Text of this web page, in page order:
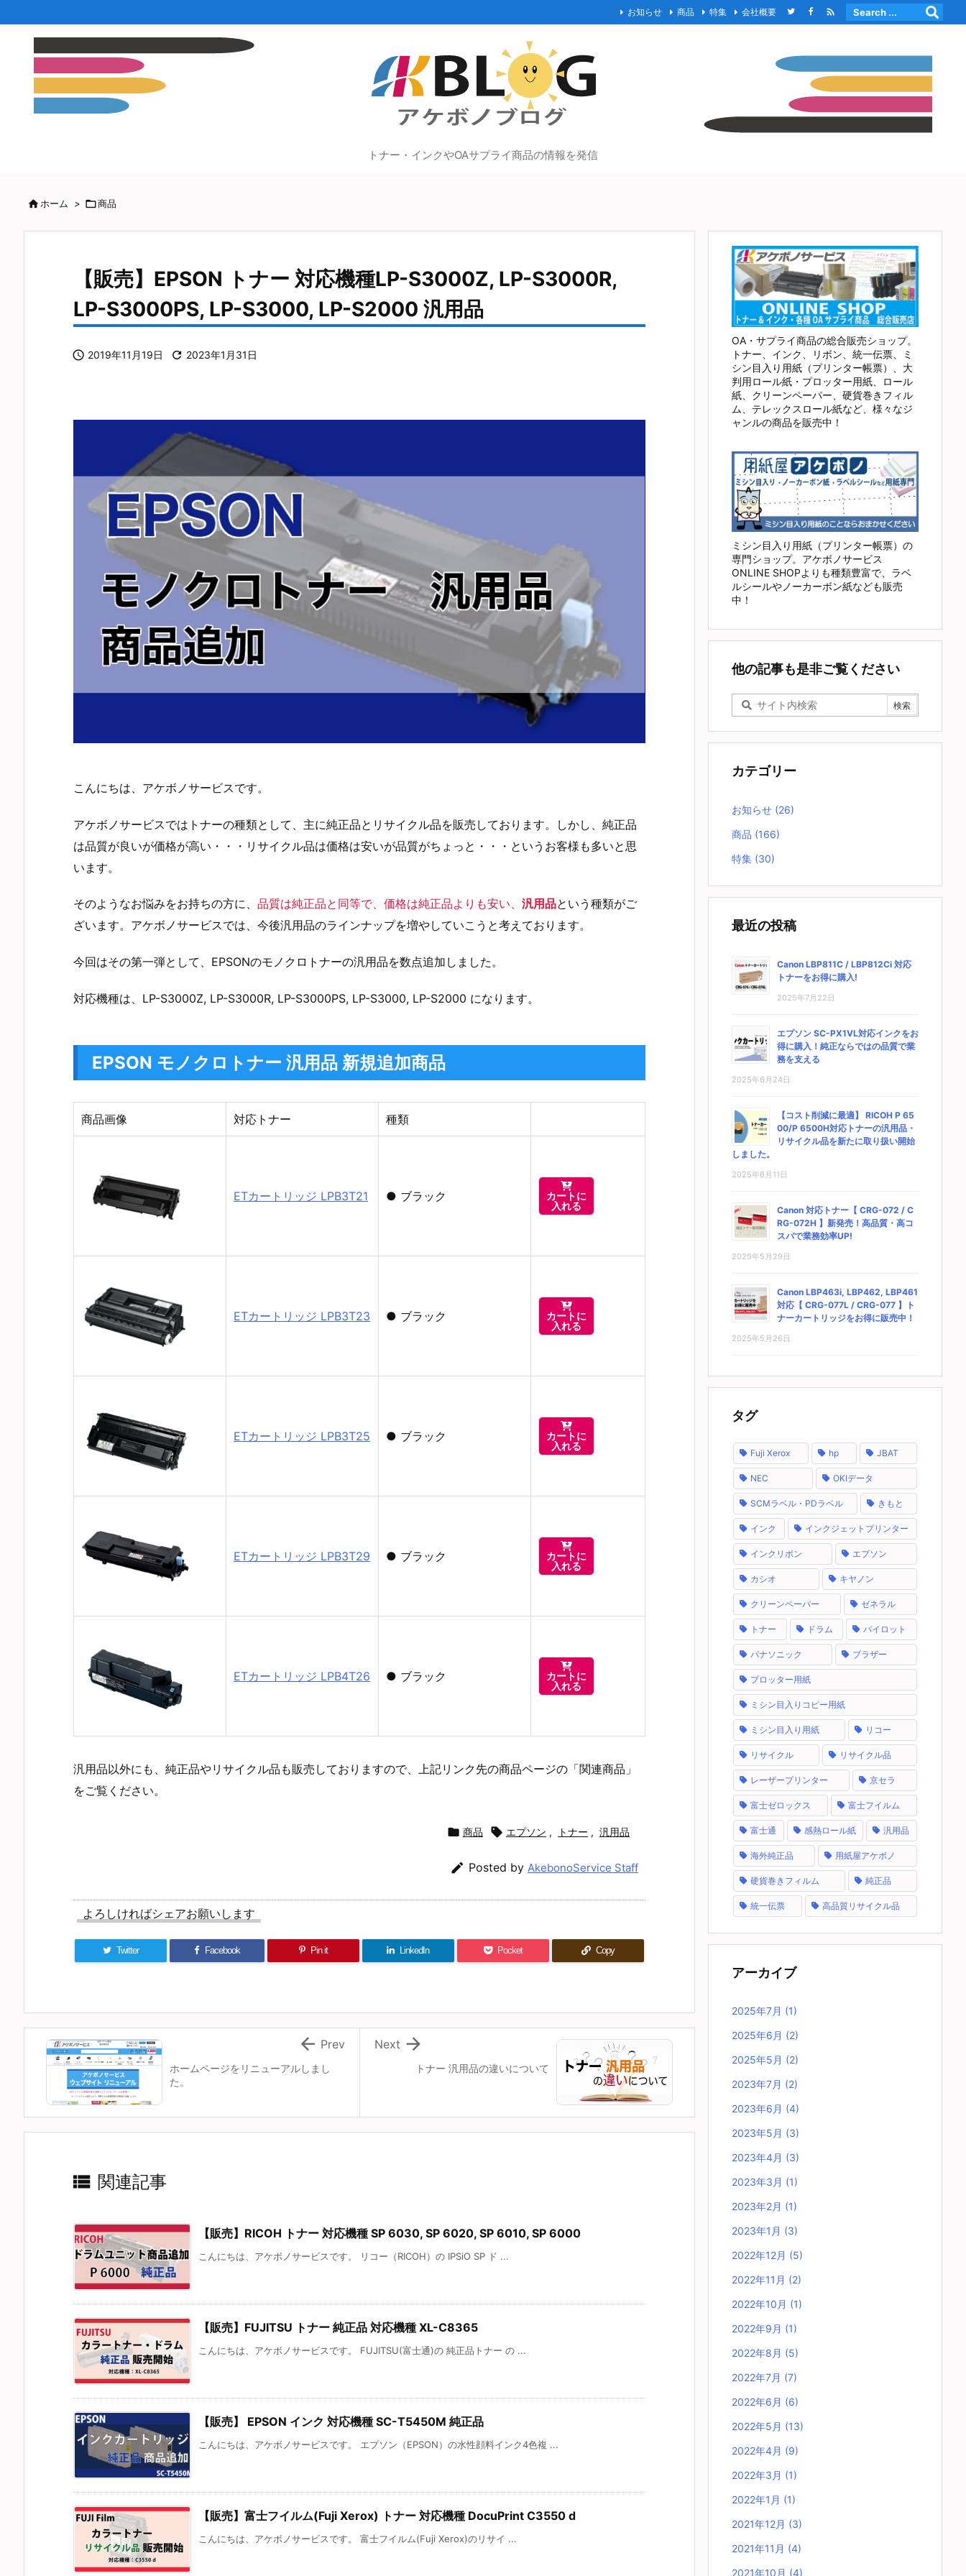
お知らせ 商品 特集 会社概要 
トナー・インクやOAサプライ商品の情報を発信
ホーム > 商品
【販売】EPSON トナー 対応機種LP-S3000Z, LP-S3000R,
LP-S3000PS, LP-S3000, LP-S2000 汎用品
 2019年11月19日  2023年1月31日
こんにちは、アケボノサービスです。
アケボノサービスではトナーの種類として、主に純正品とリサイクル品を販売しております。しかし、純正品
は品質が良いが価格が高い・・・リサイクル品は価格は安いが品質がちょっと・・・というお客様も多いと思
います。
そのようなお悩みをお持ちの方に、 品質は純正品と同等で、価格は純正品よりも安い、 汎用品という種類がご
ざいます。アケボノサービスでは、今後汎用品のラインナップを増やしていこうと考えております。
今回はその第一弾として、EPSONのモノクロトナーの汎用品を数点追加しました。
対応機種は、LP-S3000Z, LP-S3000R, LP-S3000PS, LP-S3000, LP-S2000 になります。
EPSON モノクロトナー 汎用品 新規追加商品
商品画像 対応トナー 種類
ETカートリッジ LPB3T21 ● ブラック

カートに
入れる
ETカートリッジ LPB3T23 ● ブラック

カートに
入れる
ETカートリッジ LPB3T25 ● ブラック

カートに
入れる
ETカートリッジ LPB3T29 ● ブラック

カートに
入れる
ETカートリッジ LPB4T26 ● ブラック

カートに
入れる
汎用品以外にも、純正品やリサイクル品も販売しておりますので、上記リンク先の商品ページの「関連商品」
をご覧ください。
 商品  エプソン , トナー , 汎用品
 Posted by AkebonoService Staff
よろしければシェアお願いします
Twitter Facebook Pin it LinkedIn Pocket Copy
トナー 汎用品の違いについて

Next
ホームページをリニューアルしまし
た。
 Prev
 関連記事
【販売】RICOH トナー 対応機種 SP 6030, SP 6020, SP 6010, SP 6000
こんにちは、アケボノサービスです。 リコー（RICOH）の IPSiO SP ド ...
【販売】FUJITSU トナー 純正品 対応機種 XL-C8365
こんにちは、アケボノサービスです。 FUJITSU(富士通)の 純正品トナー の ...
【販売】 EPSON インク 対応機種 SC-T5450M 純正品
こんにちは、アケボノサービスです。 エプソン（EPSON）の水性顔料インク4色複 ...
【販売】富士フイルム(Fuji Xerox) トナー 対応機種 DocuPrint C3550 d
こんにちは、アケボノサービスです。 富士フイルム(Fuji Xerox)のリサイ ...
OA・サプライ商品の総合販売ショップ。
トナー、インク、リボン、統一伝票、ミ
シン目入り用紙（プリンター帳票）、大
判用ロール紙・プロッター用紙、ロール
紙、クリーンペーパー、硬貨巻きフィル
ム、テレックスロール紙など、様々なジ
ャンルの商品を販売中！
ミシン目入り用紙（プリンター帳票）の
専門ショップ。アケボノサービス
ONLINE SHOPよりも種類豊富で、ラベ
ルシールやノーカーボン紙なども販売
中！
他の記事も是非ご覧ください
カテゴリー
お知らせ (26)
商品 (166)
特集 (30)
最近の投稿
Canon LBP811C / LBP812Ci 対応
トナーをお得に購入!
2025年7月22日
エプソン SC-PX1VL対応インクをお
得に購入！純正ならではの品質で業
務を支える
2025年6月24日
【コスト削減に最適】 RICOH P 65
00/P 6500H対応トナーの汎用品・
リサイクル品を新たに取り扱い開始
しました。
2025年6月11日
Canon 対応トナー【 CRG-072 / C
RG-072H 】新発売！高品質・高コ
スパで業務効率UP!
2025年5月29日
Canon LBP463i, LBP462, LBP461
対応【 CRG-077L / CRG-077 】ト
ナーカートリッジをお得に販売中！
2025年5月26日
タグ
Fuji Xerox hp JBAT
NEC OKIデータ
SCMラベル・PDラベル きもと
インク インクジェットプリンター
インクリボン エプソン
カシオ キヤノン
クリーンペーパー ゼネラル
トナー ドラム パイロット
パナソニック ブラザー
プロッター用紙
ミシン目入りコピー用紙
ミシン目入り用紙 リコー
リサイクル リサイクル品
レーザープリンター 京セラ
富士ゼロックス 富士フイルム
富士通 感熱ロール紙 汎用品
海外純正品 用紙屋アケボノ
硬貨巻きフィルム 純正品
統一伝票 高品質リサイクル品
アーカイブ
2025年7月 (1)
2025年6月 (2)
2025年5月 (2)
2023年7月 (2)
2023年6月 (4)
2023年5月 (3)
2023年4月 (3)
2023年3月 (1)
2023年2月 (1)
2023年1月 (3)
2022年12月 (5)
2022年11月 (2)
2022年10月 (1)
2022年9月 (1)
2022年8月 (5)
2022年7月 (7)
2022年6月 (6)
2022年5月 (13)
2022年4月 (9)
2022年3月 (1)
2022年1月 (1)
2021年12月 (3)
2021年11月 (4)
2021年10月 (4)